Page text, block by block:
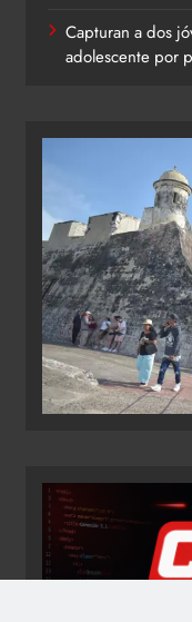
Capturan a dos
adolescente por